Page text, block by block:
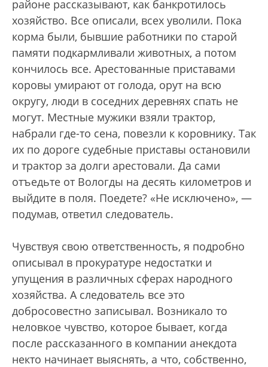
районе рассказывают, как банкротилось
хозяйство. Все описали, всех уволили. Пока
корма были, бывшие работники по старой
памяти подкармливали животных, а потом
кончилось все. Арестованные приставами
коровы умирают от голода, орут на всю
округу, люди в соседних деревнях спать не
могут. Местные мужики взяли трактор,
набрали где-то сена, повезли к коровнику. Так
их по дороге судебные приставы остановили
и трактор за долги арестовали. Да сами
отъедьте от Вологды на десять километров и
выйдите в поля. Поедете? «Не исключено», —
подумав, ответил следователь.
Чувствуя свою ответственность, я подробно
описывал в прокуратуре недостатки и
упущения в различных сферах народного
хозяйства. А следователь все это
добросовестно записывал. Возникало то
неловкое чувство, которое бывает, когда
после рассказанного в компании анекдота
некто начинает выяснять, а что, собственно,